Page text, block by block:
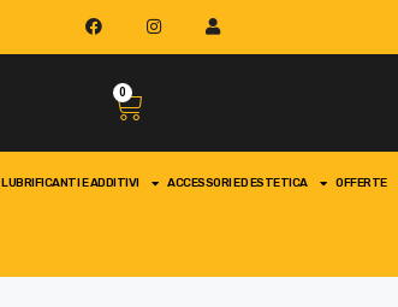
0
LUBRIFICANTI E ADDITIVI ACCESSORI ED ESTETICA OFFERTE